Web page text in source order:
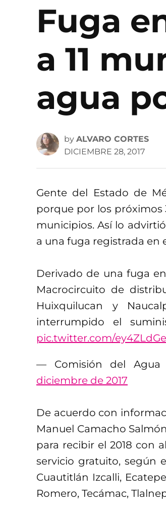
Fuga
a 11
agua
by ALVARO CORTES
DICIEMBRE 28, 2017
Gente del Estado de
porque por los próximos
municipios. Así lo
a una fuga registrada en
Derivado de una fuga
Macrocircuito de
Huixquilucan y
interrumpido el
pic.twitter.com/
— Comisión del Agua
diciembre de 2017
De acuerdo con
Manuel Camacho
para recibir el 2018 con
servicio gratuito, según
Cuautitlán Izcalli,
Romero, Tecámac,